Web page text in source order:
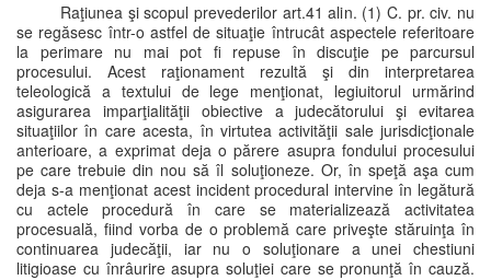
Raţiunea şi scopul prevederilor art.41 alin. (1) C. pr. civ. nu
se regăsesc într-o astfel de situaţie întrucât aspectele referitoare
la perimare nu mai pot fi repuse în discuţie pe parcursul
procesului. Acest raţionament rezultă şi din interpretarea
teleologică a textului de lege menţionat, legiuitorul urmărind
asigurarea imparţialităţii obiective a judecătorului şi evitarea
situaţiilor în care acesta, în virtutea activităţii sale jurisdicţionale
anterioare, a exprimat deja o părere asupra fondului procesului
pe care trebuie din nou să îl soluţioneze. Or, în speţă aşa cum
deja s-a menţionat acest incident procedural intervine în legătură
cu actele procedură în care se materializează activitatea
procesuală, fiind vorba de o problemă care priveşte stăruinţa în
continuarea judecăţii, iar nu o soluţionare a unei chestiuni
litigioase cu înrâurire asupra soluţiei care se pronunţă în cauză.